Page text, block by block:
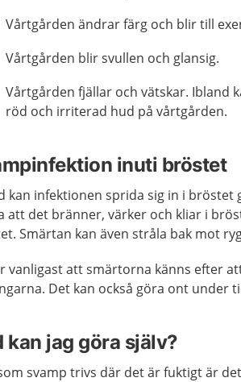
Vårtgården ändrar färg och blir till
Vårtgården blir svullen och glansig.
Vårtgården fjällar och vätskar. Ibland
röd och irriterad hud på vårtgården.
inuti bröstet
kan infektionen sprida sig in i bröstet
att det bränner, värker och kliar i
Smärtan kan även stråla bak mot
vanligast att smärtorna känns efter
Det kan också göra ont under
kan jag göra själv?
svamp trivs där det är fuktigt är